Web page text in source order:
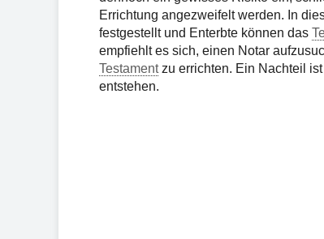
Errichtung angezweifelt werden. In
festgestellt und Enterbte können das
empfiehlt es sich, einen Notar
Testamentzu errichten. Ein Nachteil
entstehen.